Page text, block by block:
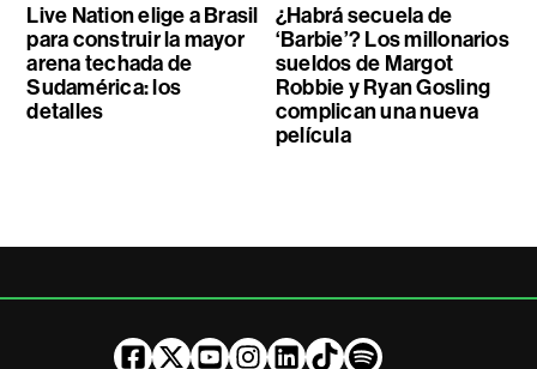
Live Nation elige a Brasil
para construir la mayor
arena techada de
Sudamérica: los
detalles
¿Habrá secuela de
‘Barbie’? Los millonarios
sueldos de Margot
Robbie y Ryan Gosling
complican una nueva
película